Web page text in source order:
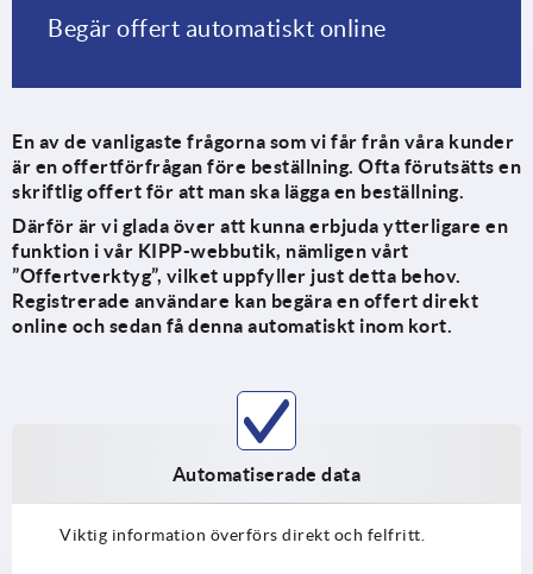
Begär offert automatiskt online
En av de vanligaste frågorna som vi får från våra kunder
är en offertförfrågan före beställning. Ofta förutsätts en
skriftlig offert för att man ska lägga en beställning.
Därför är vi glada över att kunna erbjuda ytterligare en
funktion i vår KIPP-webbutik, nämligen vårt
”Offertverktyg”, vilket uppfyller just detta behov.
Registrerade användare kan begära en offert direkt
online och sedan få denna automatiskt inom kort.
Automatiserade data
Viktig information överförs direkt och felfritt.